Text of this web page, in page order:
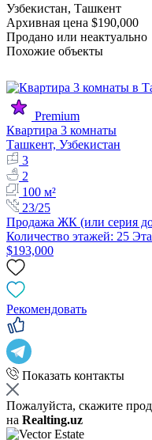
Узбекистан, Ташкент
Архивная цена $190,000
Продано или неактуально
Похожие объекты
Premium
Квартира 3 комнаты
Ташкент, Узбекистан
3
2
100 м²
23/25
Продажа ЖК (или серия
Количество этажей: 25
$193,000
Рекомендовать
Показать контакты
Пожалуйста, скажите
на Realting.uz